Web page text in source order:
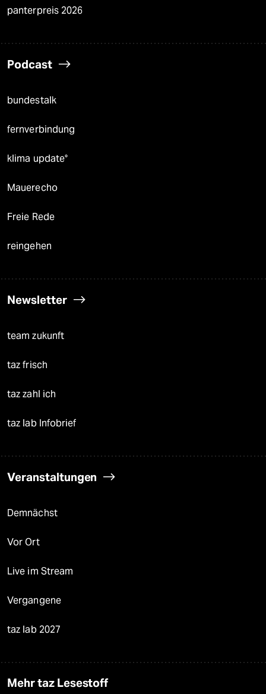
panterpreis 2026
Podcast
bundestalk
fernverbindung
klima update°
Mauerecho
Freie Rede
reingehen
Newsletter
team zukunft
taz frisch
taz zahl ich
taz lab Infobrief
Veranstaltungen
Demnächst
Vor Ort
Live im Stream
Vergangene
taz lab 2027
Mehr taz Lesestoff